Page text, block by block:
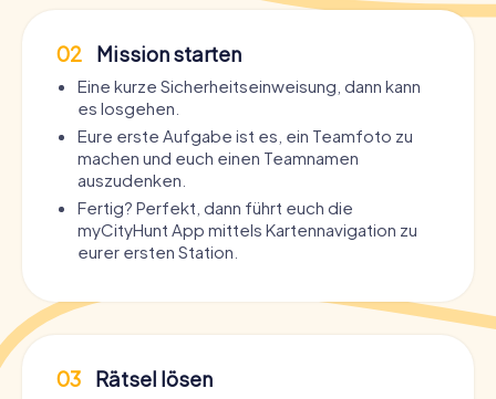
02 Mission starten
Eine kurze Sicherheitseinweisung, dann kann
es losgehen.
Eure erste Aufgabe ist es, ein Teamfoto zu
machen und euch einen Teamnamen
auszudenken.
Fertig? Perfekt, dann führt euch die
myCityHunt App mittels Kartennavigation zu
eurer ersten Station.
03 Rätsel lösen